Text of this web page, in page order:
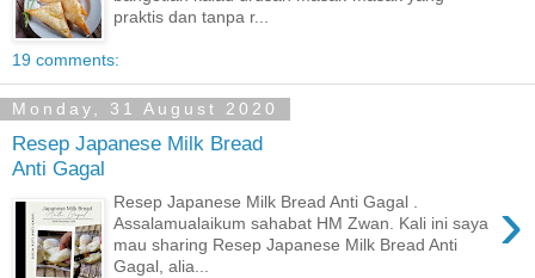
praktis dan tanpa r...
19 comments:
Monday, 31 August 2020
Resep Japanese Milk Bread
Anti Gagal
›
Resep Japanese Milk Bread Anti Gagal .
Assalamualaikum sahabat HM Zwan. Kali ini saya
mau sharing Resep Japanese Milk Bread Anti
Gagal, alia...